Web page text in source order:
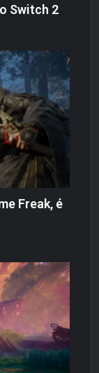
Switch 2
Freak, é